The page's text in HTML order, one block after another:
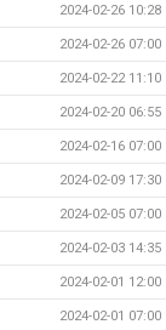
2024-02-26 10:28
2024-02-26 07:00
2024-02-22 11:10
2024-02-20 06:55
2024-02-16 07:00
2024-02-09 17:30
2024-02-05 07:00
2024-02-03 14:35
2024-02-01 12:00
2024-02-01 07:00